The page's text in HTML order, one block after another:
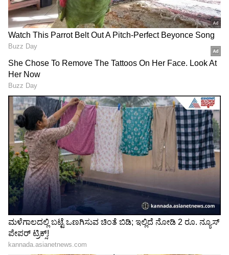
RECOMMENDED STORIES
ಡೀಪ್‌ಫೇಕ್ ಹಾವಳಿಗೆ ಬ್ರೇಕ್: ಐಟಿ
ಕಾಯಿದೆ ಬಿಗಿಗೊಳಿಸಿದ ಮೋದಿ
ಸರ್ಕಾರ! ಕೇವಲ 3 ಗಂಟೆಯಲ್ಲಿ
ಡಿಲೀಟ್ ಆಗಬೇಕು ನಕಲಿ
ಕಂಟೆಂಟ್!
ಹುಡುಗಿಗೆ ಗಾಳ ಹಾಕಲು 50
ಸಾವಿರ, ಮಗು ಮಾಡಿ ಕೈಬಿಡಲು 5
ಲಕ್ಷ: ಯುವಕ ಏನೇನು ಹೇಳಿದ್ದಾನೆ